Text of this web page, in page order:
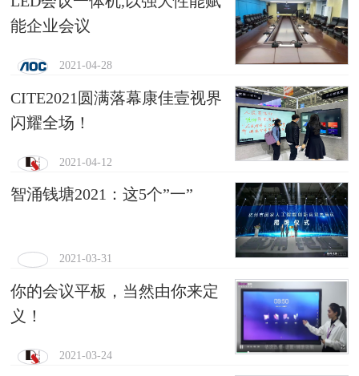
能企业会议
2021-04-28
CITE2021圆满落幕康佳壹视界
闪耀全场！
2021-04-12
智涌钱塘2021：这5个”一”
2021-03-31
你的会议平板，当然由你来定
义！
2021-03-24